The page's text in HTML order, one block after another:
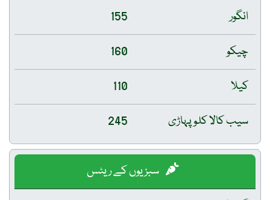
انگور
155
چیکو
160
کیلا
110
سیب کالا کلو پہاڑی
245
سبزیوں کے ریٹس